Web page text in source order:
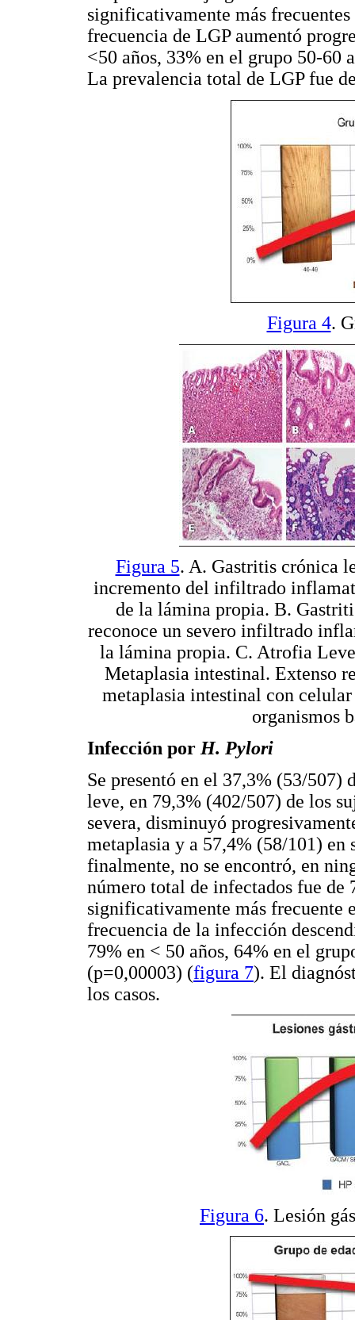
significativamente más
frecuencia de LGP aumentó
<50 años, 33% en el grupo 50-60
La prevalencia total de LGP fue
Figura 4.
Figura 5. A. Gastritis crónica
incremento del infiltrado
de la lámina propia. B.
reconoce un severo infiltrado
la lámina propia. C. Atrofia
Metaplasia intestinal. Extenso
metaplasia intestinal con
organismos
Infección por H. Pylori
Se presentó en el 37,3% (53/507)
leve, en 79,3% (402/507) de los
severa, disminuyó
metaplasia y a 57,4% (58/101)
finalmente, no se encontró, en
número total de infectados fue
significativamente más frecuente
frecuencia de la infección
79% en < 50 años, 64% en el
(p=0,00003) (figura 7). El
los casos.
Figura 6. Lesión